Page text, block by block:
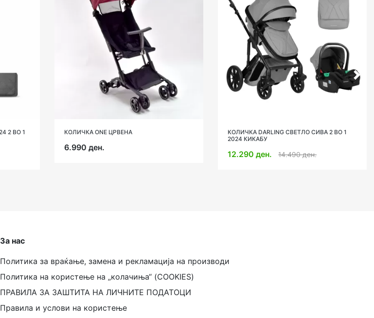
КОЛИЧКА DARLING СВЕТЛО СИВА 2 ВО 1
12.290 ден.
КОЛИЧКА JESS ЦРНА КИКАБУ
За нас
Политика за враќање, замена и рекламација на производи
Политика на користење на „колачиња“ (COOKIES)
ПРАВИЛА ЗА ЗАШТИТА НА ЛИЧНИТЕ ПОДАТОЦИ
Правила и услови на користење